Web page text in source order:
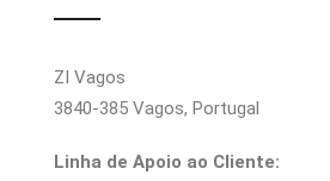
ZI Vagos
3840-385 Vagos, Portugal
Linha de Apoio ao Cliente: